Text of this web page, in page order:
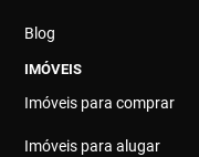
Blog
IMÓVEIS
Imóveis para comprar
Imóveis para alugar